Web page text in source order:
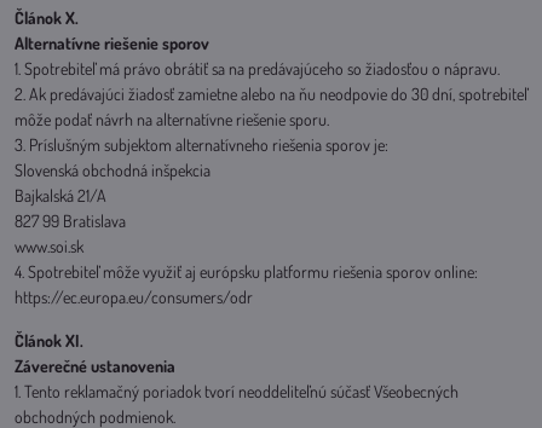
Článok X.
Alternatívne riešenie sporov
1. Spotrebiteľ má právo obrátiť sa na predávajúceho so žiadosťou o nápravu.
2. Ak predávajúci žiadosť zamietne alebo na ňu neodpovie do 30 dní, spotrebiteľ
môže podať návrh na alternatívne riešenie sporu.
3. Príslušným subjektom alternatívneho riešenia sporov je:
Slovenská obchodná inšpekcia
Bajkalská 21/A
827 99 Bratislava
www.soi.sk
4. Spotrebiteľ môže využiť aj európsku platformu riešenia sporov online:
https://ec.europa.eu/consumers/odr
Článok XI.
Záverečné ustanovenia
1. Tento reklamačný poriadok tvorí neoddeliteľnú súčasť Všeobecných
obchodných podmienok.